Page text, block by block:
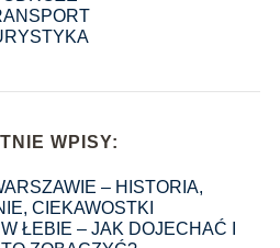
WPISY:
– HISTORIA,
CIEKAWOSTKI
ŁEBIE – JAK DOJECHAĆ I